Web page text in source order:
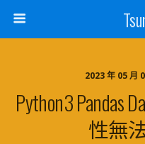
2023 年 05 月
Python3 Pandas
性無